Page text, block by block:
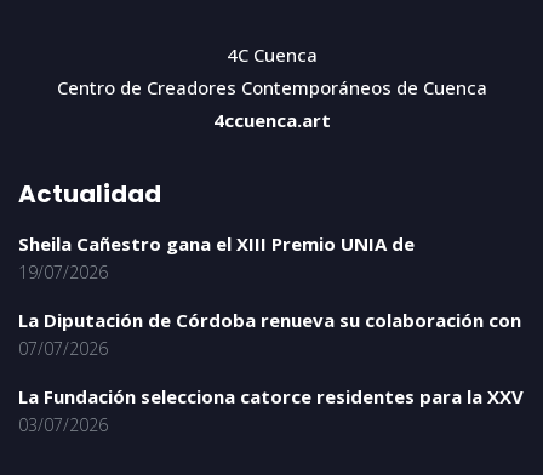
4C Cuenca
Centro de Creadores Contemporáneos de Cuenca
4ccuenca.art
Actualidad
Sheila Cañestro gana el XIII Premio UNIA de
19/07/2026
La Diputación de Córdoba renueva su colaboración con
07/07/2026
La Fundación selecciona catorce residentes para la XXV
03/07/2026